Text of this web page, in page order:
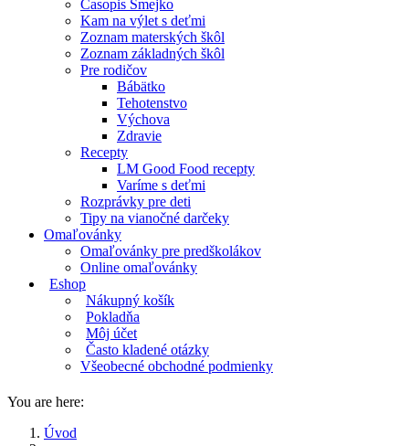
Časopis Smejko
Kam na výlet s deťmi
Zoznam materských škôl
Zoznam základných škôl
Pre rodičov
Bábätko
Tehotenstvo
Výchova
Zdravie
Recepty
LM Good Food recepty
Varíme s deťmi
Rozprávky pre deti
Tipy na vianočné darčeky
Omaľovánky
Omaľovánky pre predškolákov
Online omaľovánky
Eshop
Nákupný košík
Pokladňa
Môj účet
Často kladené otázky
Všeobecné obchodné podmienky
You are here:
Úvod